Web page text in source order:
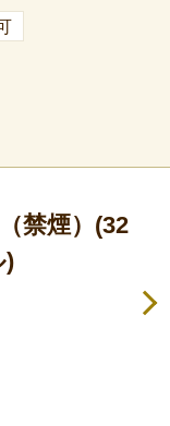
禁煙）(32
)